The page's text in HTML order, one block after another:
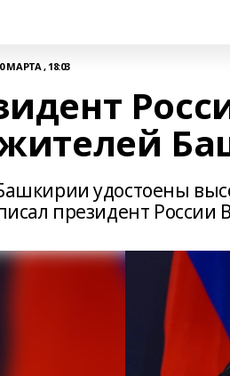
МАРТА , 18:03
удостоены
президент